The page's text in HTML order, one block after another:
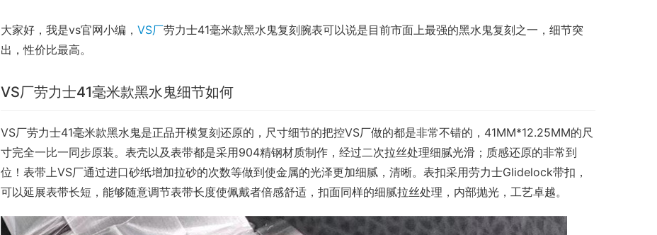
大家好，我是vs官网小编， VS厂劳力士41毫米款黑水鬼复刻腕表可以说是目前市面上最强的黑水鬼复刻之一，细节突
出，性价比最高。
VS厂劳力士41毫米款黑水鬼细节如何
VS厂劳力士41毫米款黑水鬼是正品开模复刻还原的，尺寸细节的把控VS厂做的都是非常不错的，41MM*12.25MM的尺
寸完全一比一同步原装。表壳以及表带都是采用904精钢材质制作，经过二次拉丝处理细腻光滑；质感还原的非常到
位！表带上VS厂通过进口砂纸增加拉砂的次数等做到使金属的光泽更加细腻，清晰。表扣采用劳力士Glidelock带扣，
可以延展表带长短，能够随意调节表带长度使佩戴者倍感舒适，扣面同样的细腻拉丝处理，内部抛光，工艺卓越。